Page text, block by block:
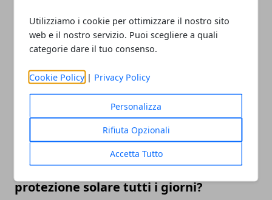
Utilizziamo i cookie per ottimizzare il nostro sito
web e il nostro servizio. Puoi scegliere a quali
categorie dare il tuo consenso.
Cookie Policy | Privacy Policy
Personalizza
Rifiuta Opzionali
Accetta Tutto
ARTICOLI CORRELATI
Perché è importante utilizzare la
protezione solare tutti i giorni?